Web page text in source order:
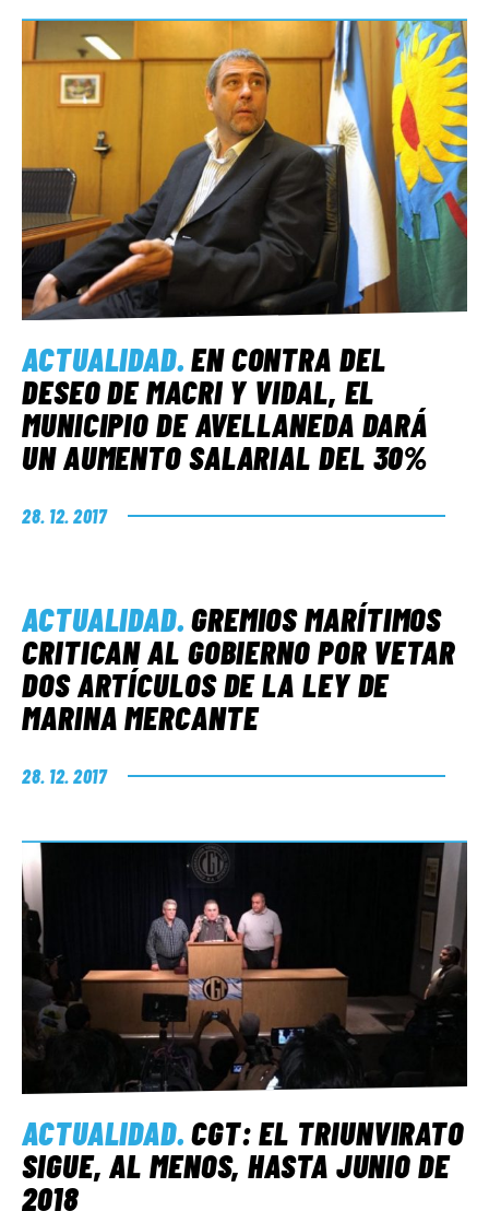
ACTUALIDAD.EN CONTRA DEL
DESEO DE MACRI Y VIDAL, EL
MUNICIPIO DE AVELLANEDA DARÁ
UN AUMENTO SALARIAL DEL 30%
28. 12. 2017
ACTUALIDAD.GREMIOS MARÍTIMOS
CRITICAN AL GOBIERNO POR VETAR
DOS ARTÍCULOS DE LA LEY DE
MARINA MERCANTE
28. 12. 2017
ACTUALIDAD.CGT: EL TRIUNVIRATO
SIGUE, AL MENOS, HASTA JUNIO DE
2018